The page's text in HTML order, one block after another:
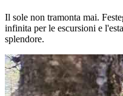
Il sole non tramonta mai.
infinita per le escursioni e
splendore.